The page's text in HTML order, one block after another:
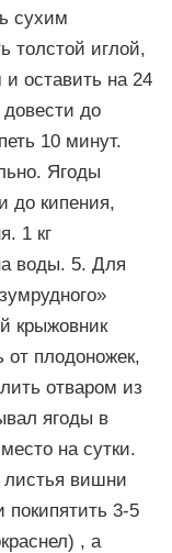
сухим
толстой иглой,
оставить на 24
до
10 минут.
Ягоды
до кипения,
1 кг
воды. 5. Для
крыжовник
от плодоножек,
отваром из
ягоды в
на сутки.
листья вишни
покипятить 3-5
, а